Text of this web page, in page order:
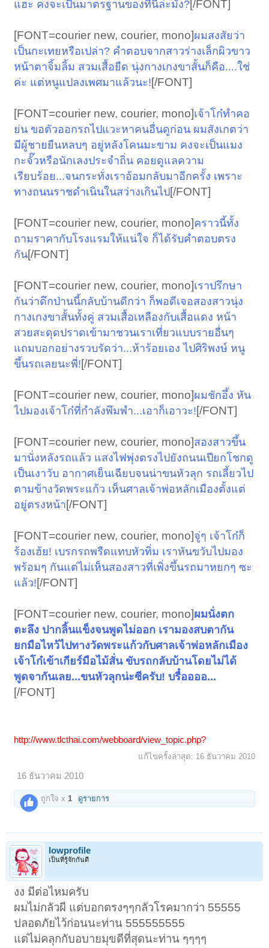
แฮะ คงจะเป็นมาตรฐานของที่นี่ล่ะมั้ง?[/FONT]​
[FONT=courier new, courier, mono]ผมสงสัยว่า
เป็นกะเทยหรือเปล่า? คำตอบจากสาวร่างเล็กผิวขาว
หน้าตาจิ้มลิ้ม สวมเสื้อยืด นุ่งกางเกงขาสั้นก็คือ....ใช่
ค่ะ แต่หนูแปลงเพศมาแล้วนะ! [/FONT]​
[FONT=courier new, courier, mono]เจ้าโก๋ทำคอ
ย่น ขอตัวออกรถไปแวะหาคนอื่นดูก่อน ผมสังเกตว่า
มีผู้ชายยืนหลบๆ อยู่หลังโคนมะขาม คงจะเป็นแมง
กะจั๊วหรือนักเลงประจำถิ่น คอยดูแลความ
เรียบร้อย...จนกระทั่งเราอ้อมกลับมาอีกครั้ง เพราะ
ทางถนนราชดำเนินในสว่างเกินไป [/FONT]​
[FONT=courier new, courier, mono]คราวนี้ทั้ง
ถามราคากับโรงแรมให้แน่ใจ ก็ได้รับคำตอบตรง
กัน[/FONT]​
[FONT=courier new, courier, mono]เราปรึกษา
กันว่าดึกป่านนี้กลับบ้านดีกว่า ก็พอดีเจอสองสาวนุ่ง
กางเกงขาสั้นทั้งคู่ สวมเสื้อเหลืองกับเสื้อแดง หน้า
สวยสะดุดปราดเข้ามาชวนเราเที่ยวแบบรายอื่นๆ
แถมบอกอย่างรวบรัดว่า...ห้าร้อยเอง ไปศิริพงษ์ หนู
ขึ้นรถเลยนะพี่! [/FONT]​
[FONT=courier new, courier, mono]ผมชักอึ้ง หัน
ไปมองเจ้าโก๋ที่กำลังพึมพำ...เอาก็เอาวะ! [/FONT]​
[FONT=courier new, courier, mono]สองสาวขึ้น
มานั่งหลังรถแล้ว แสงไฟพุ่งตรงไปยังถนนเปียกโชกดู
เป็นเงาวับ อากาศเย็นเฉียบจนน่าขนหัวลุก รถเลี้ยวไป
ตามข้างวัดพระแก้ว เห็นศาลเจ้าพ่อหลักเมืองตั้งแต่
อยู่ตรงหน้า [/FONT]​
[FONT=courier new, courier, mono]จู่ๆ เจ้าโก๋ก็
ร้องเฮ้ย! เบรกรถพรืดแทบหัวทิ่ม เราหันขวับไปมอง
พร้อมๆ กันแต่ไม่เห็นสองสาวที่เพิ่งขึ้นรถมาหยกๆ ซะ
แล้ว! [/FONT]​
[FONT=courier new, courier, mono]ผมนั่งตก
ตะลึง ปากลิ้นแข็งจนพูดไม่ออก เรามองสบตากัน
ยกมือไหว้ไปทางวัดพระแก้วกับศาลเจ้าพ่อหลักเมือง
เจ้าโก๋เข้าเกียร์มือไม้สั่น ขับรถกลับบ้านโดยไม่ได้
พูดจากันเลย...ขนหัวลุกน่ะซีครับ! บรื๋ออออ...
[/FONT]​
http://www.tlcthai.com/webboard/view_topic.php?
แก้ไขครั้งล่าสุด: 16 ธันวาคม 2010
16 ธันวาคม 2010
ถูกใจ x1 ดูรายการ
lowprofile
เป็นที่รู้จักกันดี
งง มีต่อไหมครับ
ผมไม่กลัวผี แต่บอกตรงๆๆกลัวโรคมากว่า 55555
ปลอดภัยไว้ก่อนนะท่าน 555555555
แต่ไม่คลุกกับอบายมุขดีที่สุดนะท่าน ๆๆๆๆ